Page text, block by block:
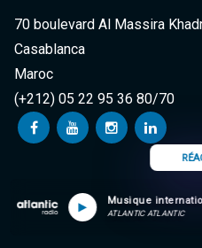
ATLANTIC ATLANTIC
70 boulevard Al Massira
Casablanca
Maroc
(+212) 05 22 95 36 80/70